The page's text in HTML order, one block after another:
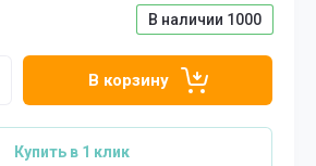
В наличии 1000
В корзину
Купить в 1 клик